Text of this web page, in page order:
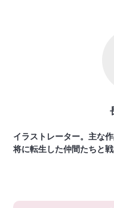
イラストレーター。主な
将に転生した仲間たちと